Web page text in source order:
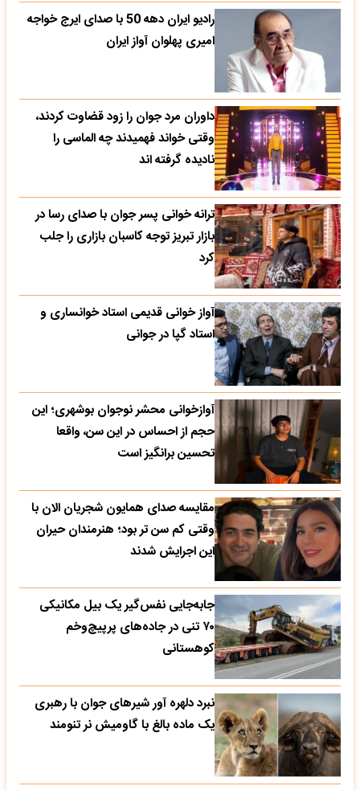
رادیو ایران دهه 50 با صدای ایرج خواجه
امیری پهلوان آواز ایران
داوران مرد جوان را زود قضاوت کردند،
وقتی خواند فهمیدند چه الماسی را
نادیده گرفته اند
ترانه خوانی پسر جوان با صدای رسا در
بازار تبریز توجه کاسبان بازاری را جلب
کرد
آواز خوانی قدیمی استاد خوانساری و
استاد گپا در جوانی
آوازخوانی محشر نوجوان بوشهری؛ این
حجم از احساس در این سن، واقعا
تحسین‌ برانگیز است
مقایسه صدای همایون شجریان الان با
وقتی کم سن تر بود؛ هنرمندان حیران
این اجرایش شدند
جابه‌جایی نفس‌گیر یک بیل مکانیکی
۷۰ تنی در جاده‌های پرپیچ‌وخم
کوهستانی
نبرد دلهره آور شیرهای جوان با رهبری
یک ماده بالغ با گاومیش نر تنومند